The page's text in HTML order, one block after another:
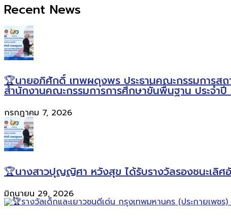
Recent News
🏆นายอภิศักดิ์ เทพผดุงพร ประธานคณะกรรมการสถ
สำนักงานคณะกรรมการการศึกษาขั้นพื้นฐาน ประจำ
กรกฎาคม 7, 2026
🏆นางสาวปุญญิศา หวังสุข ได้รับรางวัลรองชนะเลิ
มิถุนายน 29, 2026